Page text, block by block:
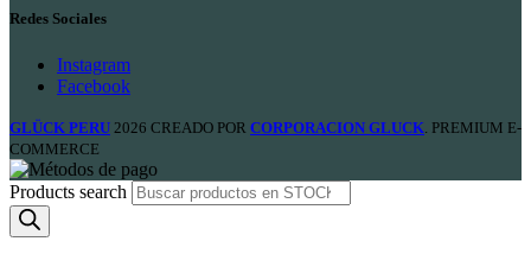
Redes Sociales
Instagram
Facebook
GLÜCK PERU 2026 CREADO POR CORPORACION GLUCK . PREMIUM E-
COMMERCE
Products search